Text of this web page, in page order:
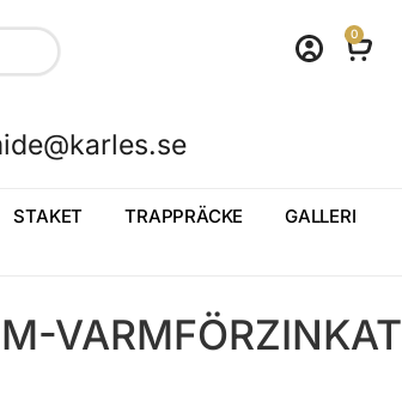
0
STAKET TRAPPRÄCKE
GALLERI
VARMFÖRZINKAT